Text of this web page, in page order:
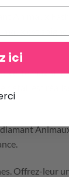
Animaux
est
cette
détail est
Offrez-leur
ici